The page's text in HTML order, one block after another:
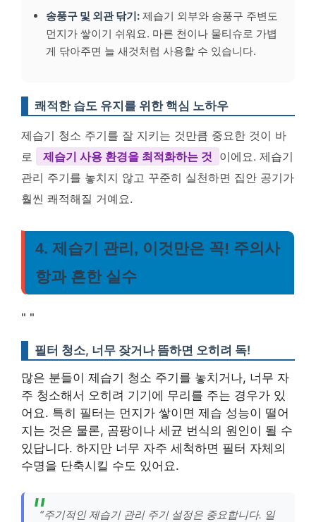
송풍구 및 외관 닦기: 제습기 외부와 송풍구 주변도
먼지가 쌓이기 쉬워요. 마른 천이나 물티슈로 가볍
게 닦아주면 늘 새것처럼 사용할 수 있습니다.
쾌적한 습도 유지를 위한 핵심 노하우
제습기 청소 주기를 잘 지키는 것만큼 중요한 것이 바
로
제습기 사용 환경을 최적화하는 것 이에요. 제습기
관리 주기를 놓치지 않고 꾸준히 실천하면 집안 공기가
훨씬 쾌적해질 거예요.
4. 제습기 관리, 이것만은 꼭! 주의사
항과 흔한 실수
" "
필터 청소, 너무 잦거나 뜸하면 오히려 독!
많은 분들이 제습기 청소 주기를 놓치거나, 너무 자
주 청소해서 오히려 기기에 무리를 주는 경우가 있
어요. 특히 필터는 먼지가 쌓이면 제습 성능이 떨어
지는 것은 물론, 곰팡이나 세균 번식의 원인이 될 수
있답니다. 하지만 너무 자주 세척하면 필터 자체의
수명을 단축시킬 수도 있어요.
“주기적인 제습기 관리 주기 설정은 중요합니다. 일